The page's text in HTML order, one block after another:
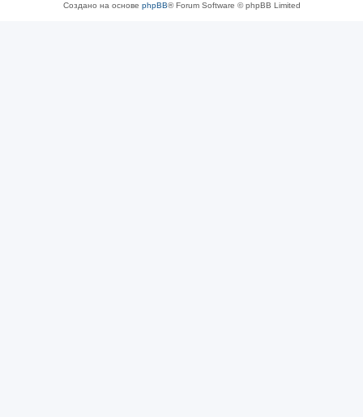
Создано на основе phpBB® Forum Software © phpBB Limited